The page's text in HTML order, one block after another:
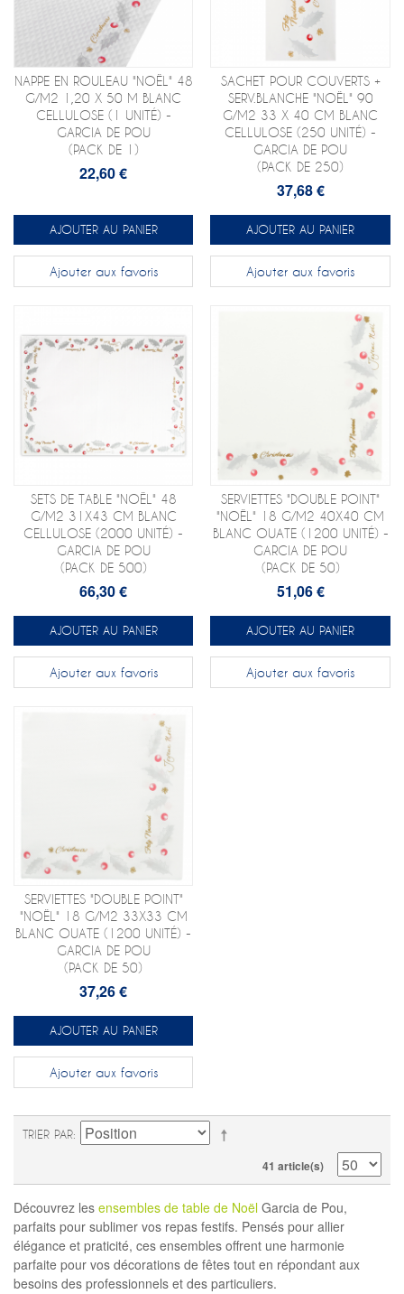
NAPPE EN ROULEAU "NOËL" 48
G/M2 1,20 X 50 M BLANC
CELLULOSE (1 UNITÉ) -
GARCIA DE POU
(PACK DE 1)
22,60 €
AJOUTER AU PANIER
Ajouter aux favoris
SACHET POUR COUVERTS +
SERV.BLANCHE "NOËL" 90
G/M2 33 X 40 CM BLANC
CELLULOSE (250 UNITÉ) -
GARCIA DE POU
(PACK DE 250)
37,68 €
AJOUTER AU PANIER
Ajouter aux favoris
SETS DE TABLE "NOËL" 48
G/M2 31X43 CM BLANC
CELLULOSE (2000 UNITÉ) -
GARCIA DE POU
(PACK DE 500)
66,30 €
AJOUTER AU PANIER
Ajouter aux favoris
SERVIETTES "DOUBLE POINT"
"NOËL" 18 G/M2 40X40 CM
BLANC OUATE (1200 UNITÉ) -
GARCIA DE POU
(PACK DE 50)
51,06 €
AJOUTER AU PANIER
Ajouter aux favoris
SERVIETTES "DOUBLE POINT"
"NOËL" 18 G/M2 33X33 CM
BLANC OUATE (1200 UNITÉ) -
GARCIA DE POU
(PACK DE 50)
37,26 €
AJOUTER AU PANIER
Ajouter aux favoris
TRIER PAR
41 article(s)
Découvrez les ensembles de table de Noël Garcia de Pou,
parfaits pour sublimer vos repas festifs. Pensés pour allier
élégance et praticité, ces ensembles offrent une harmonie
parfaite pour vos décorations de fêtes tout en répondant aux
besoins des professionnels et des particuliers.